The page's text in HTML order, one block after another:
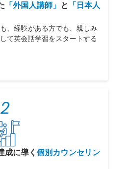
「外国人講師」 と
「日本人
、経験がある方でも、親しみ
て英会話学習をスタートする
2
成に導く 個別カウンセリン